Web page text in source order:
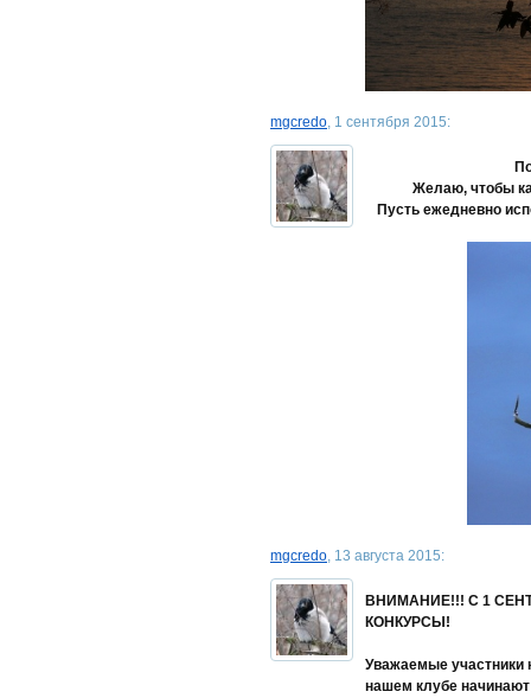
mgcredo, 1 сентября 2015:
Желаю, чтобы
Пусть ежедневно
mgcredo, 13 августа 2015:
ВНИМАНИЕ!!! С 1
КОНКУРСЫ!
Уважаемые участники
нашем клубе